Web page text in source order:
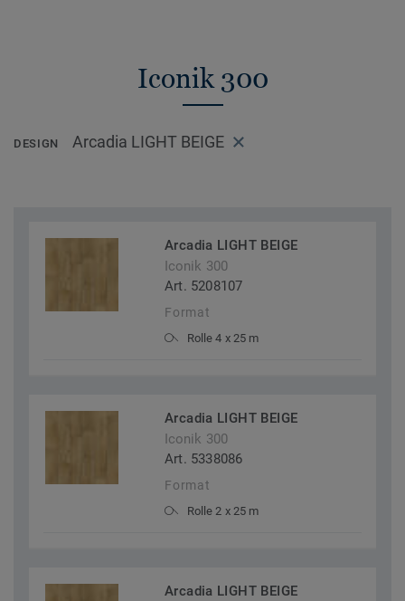
Iconik 300
DESIGN Arcadia LIGHT BEIGE
Arcadia LIGHT BEIGE
Iconik 300
Art. 5208107
Format
Rolle 4 x 25 m
Arcadia LIGHT BEIGE
Iconik 300
Art. 5338086
Format
Rolle 2 x 25 m
Arcadia LIGHT BEIGE